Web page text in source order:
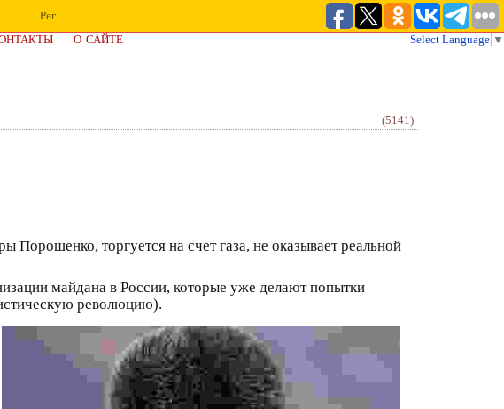
Рег
О САЙТЕ Select Language ▼
(5141)
торгуется на счет газа, не оказывает реальной
майдана в России, которые уже делают попытки
революцию).